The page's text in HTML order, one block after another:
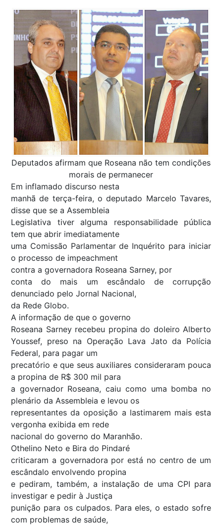
Deputados afirmam que Roseana não tem condições
morais de permanecer
Em inflamado discurso nesta
manhã de terça-feira, o deputado Marcelo Tavares,
disse que se a Assembleia
Legislativa tiver alguma responsabilidade pública
tem que abrir imediatamente
uma Comissão Parlamentar de Inquérito para iniciar
o processo de impeachment
contra a governadora Roseana Sarney, por
conta do mais um escândalo de corrupção
denunciado pelo Jornal Nacional,
da Rede Globo.
A informação de que o governo
Roseana Sarney recebeu propina do doleiro Alberto
Youssef, preso na Operação Lava Jato da Polícia
Federal, para pagar um
precatório e que seus auxiliares consideraram pouca
a propina de R$ 300 mil para
a governador Roseana, caiu como uma bomba no
plenário da Assembleia e levou os
representantes da oposição a lastimarem mais esta
vergonha exibida em rede
nacional do governo do Maranhão.
Othelino Neto e Bira do Pindaré
criticaram a governadora por está no centro de um
escândalo envolvendo propina
e pediram, também, a instalação de uma CPI para
investigar e pedir à Justiça
punição para os culpados. Para eles, o estado sofre
com problemas de saúde,